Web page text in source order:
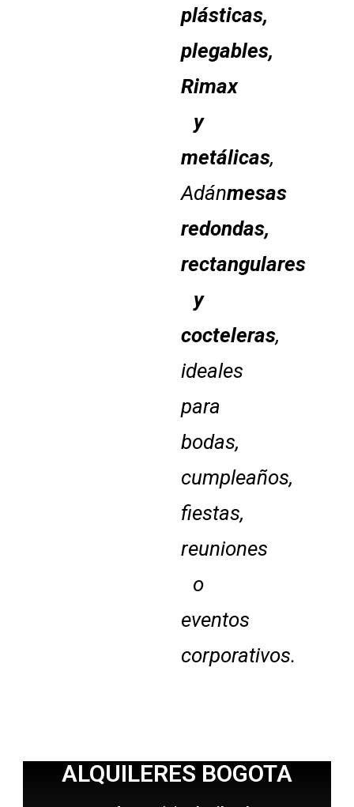
plásticas,
plegables,
Rimax
y
metálicas,
Adánmesas
redondas,
rectangulares
y
cocteleras,
ideales
para
bodas,
cumpleaños,
fiestas,
reuniones
o
eventos
corporativos.
ALQUILERES BOGOTA